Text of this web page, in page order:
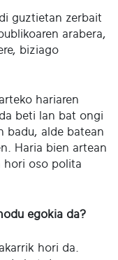
guztietan zerbait
arabera,
biziago
hariaren
beti lan bat ongi
badu, alde batean
Haria bien artean
hori oso polita
egokia da?
hori da.